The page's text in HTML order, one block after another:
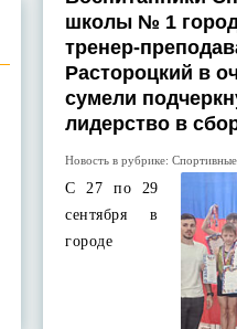
школы № 1
тренер-
Растороцкий в
сумели
лидерство в
Новость в рубрике:
С 27 по 29
сентября в
городе